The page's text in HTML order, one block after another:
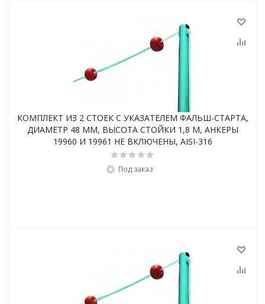
КОМПЛЕКТ ИЗ 2 СТОЕК С УКАЗАТЕЛЕМ ФАЛЬШ-СТАРТА,
ДИАМЕТР 48 ММ, ВЫСОТА СТОЙКИ 1,8 М, АНКЕРЫ
19960 И 19961 НЕ ВКЛЮЧЕНЫ, AISI-316
Под заказ